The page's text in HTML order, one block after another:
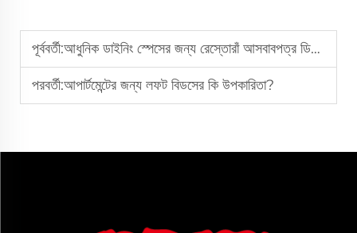
পূর্ববর্তী:আধুনিক ডাইনিং স্পেসের জন্য রেস্তোরাঁ আসবাবপত্র ডিজাইনে সর্বশেষ প্রবণতাগুলি কী কী?
পরবর্তী:আপার্টমেন্টের জন্য লফট বিডসের কি উপকারিতা?